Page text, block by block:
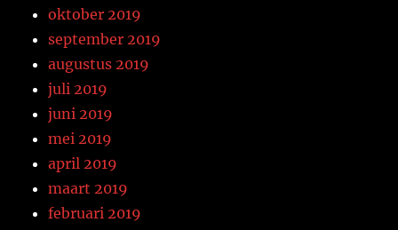
oktober 2019
september 2019
augustus 2019
juli 2019
juni 2019
mei 2019
april 2019
maart 2019
februari 2019